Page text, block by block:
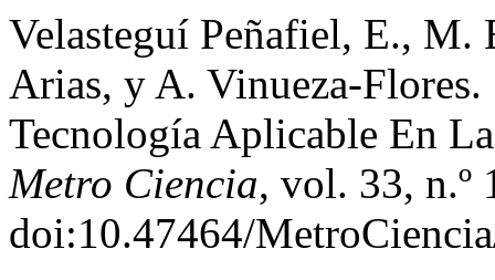
Velasteguí Peñafiel, E.,
Arias, y A. Vinueza-
Tecnología Aplicable En
Metro Ciencia, vol. 33, n.º
doi:10.47464/